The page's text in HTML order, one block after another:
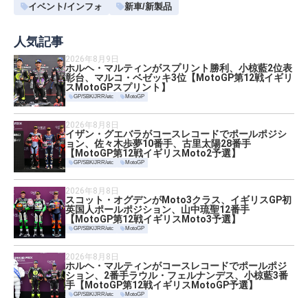
イベント/インフォ
新車/新製品
人気記事
2026年8月9日
ホルヘ・マルティンがスプリント勝利、小椋藍2位表
彰台、マルコ・ベゼッキ3位【MotoGP第12戦イギリ
スMotoGPスプリント】
GP/SBK/JRR/etc MotoGP
2026年8月8日
イザン・グエバラがコースレコードでポールポジシ
ョン、佐々木歩夢10番手、古里太陽28番手
【MotoGP第12戦イギリスMoto2予選】
GP/SBK/JRR/etc MotoGP
2026年8月8日
スコット・オグデンがMoto3クラス、イギリスGP初
英国人ポールポジション、山中琉聖12番手
【MotoGP第12戦イギリスMoto3予選】
GP/SBK/JRR/etc MotoGP
2026年8月8日
ホルヘ・マルティンがコースレコードでポールポジ
ション、2番手ラウル・フェルナンデス、小椋藍3番
手【MotoGP第12戦イギリスMotoGP予選】
GP/SBK/JRR/etc MotoGP